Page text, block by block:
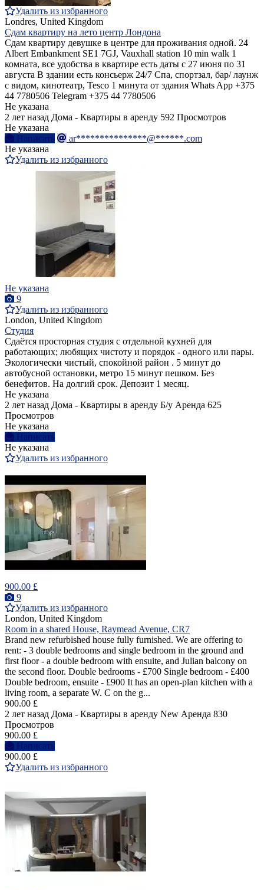
Удалить из избранного
Londres, United Kingdom
Сдам квартиру на лето центр Лондона
Сдам квартиру девушке в центре для проживания одной. 24
Albert Embankment SE1 7GJ, Vauxhall station 10 min walk 1
комната, все удобства в квартире есть даты с 27 июня по 31
августа В здании есть консьерж 24/7 Спа, спортзал, бар/ лаунж
с видом, кинотеатр, Tesco 1 минута от здания Whats App +375
44 7780506 Telegram +375 44 7780506
Не указана
2 лет назад Дома - Квартиры в аренду 592 Просмотров
Не указана
Написать
ar***************@******.com
Не указана
Удалить из избранного
Не указана
9
Удалить из избранного
London, United Kingdom
Студия
Сдаётся просторная студия с отдельной кухней для
работающих; любящих чистоту и порядок - одного или пары.
Экологически чистый, спокойной район . 5 минут до
автобусной остановки, метро 15 минут пешком. Без
бенефитов. На долгий срок. Депозит 1 месяц.
Не указана
2 лет назад Дома - Квартиры в аренду Б/у Аренда 625
Просмотров
Не указана
Написать
Не указана
Удалить из избранного
900.00 £
9
Удалить из избранного
London, United Kingdom
Room in a shared House, Raymead Avenue, CR7
Brand new refurbished house fully furnished. We are offering to
rent: - 3 double bedrooms and single bedroom in the ground and
first floor - a double bedroom with ensuite, and Julian balcony on
the second floor. Double bedrooms - £700 Single bedroom - £400
Double bedroom, ensuite - £900 It has an open-plan kitchen with a
living room, a separate W. C on the g...
900.00 £
2 лет назад Дома - Квартиры в аренду New Аренда 830
Просмотров
900.00 £
Написать
900.00 £
Удалить из избранного